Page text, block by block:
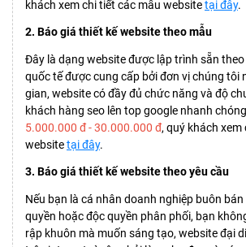
khách xem chi tiết các mẫu websitetại đây.
2. Báo giá thiết kế website theo mẫu
Đây là dạng website được lập trình sẵn
quốc tế được cung cấp bởi đơn vị chúng tôi
gian, website có đầy đủ chức năng và độ
khách hàng seo lên top google nhanh
5.000.000 đ - 30.000.000 đ, quý khách
websitetại đây.
3. Báo giá thiết kế website theo yêu cầu
Nếu bạn là cá nhân doanh nghiệp buôn
quyền hoặc độc quyền phân phối, bạn
rập khuôn mà muốn sáng tạo, website đại